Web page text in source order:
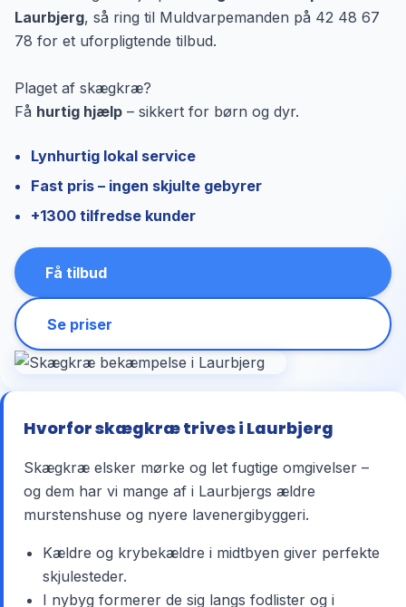
Laurbjerg, så ring til Muldvarpemanden på 42 48 67
78 for et uforpligtende tilbud.
Plaget af skægkræ?
Få hurtig hjælp – sikkert for børn og dyr.
Lynhurtig lokal service
Fast pris – ingen skjulte gebyrer
+1300 tilfredse kunder
Få tilbud
Se priser
Hvorfor skægkræ trives i Laurbjerg
Skægkræ elsker mørke og let fugtige omgivelser –
og dem har vi mange af i Laurbjergs ældre
murstenshuse og nyere lavenergibyggeri.
Kældre og krybekældre i midtbyen giver perfekte
skjulesteder.
I nybyg formerer de sig langs fodlister og i